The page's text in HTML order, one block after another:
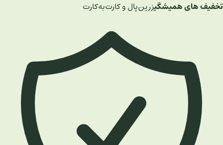
تخفیف های همیشگیزرین‌پال و کارت‌به‌کارت